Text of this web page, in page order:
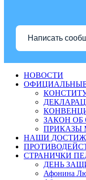
Написать
НОВОСТИ
ЗАКОН ОБ
ПРИКАЗЫ
НАШИ
СТРАНИЧКИ
ДЕНЬ
Афонина